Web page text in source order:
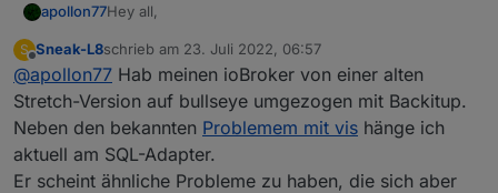
apollon77Hey all,
von sql gibts jetzt die 2.1.5 mit letzten Fixes. Wenn
keiner mehr was meldet wäre das die Version die die
Tage in Stable geht.
Hier hatte sich noch ein Bug eingeschlichen das
neue Datenpunkte vielleicht nicht korrekt initialisiert
wurden.
Bitte checkt es nochmal
Ingo
S
Offline
Sneak-L8schrieb am 23. Juli 2022, 06:57
zuletzt editiert von
@apollon77 Hab meinen ioBroker von einer alten
Stretch-Version auf bullseye umgezogen mit Backitup.
Neben den bekannten Problemem mit vis hänge ich
aktuell am SQL-Adapter.
Er scheint ähnliche Probleme zu haben, die sich aber